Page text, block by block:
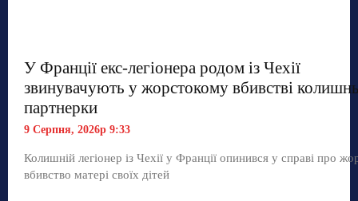
У Франції екс-легіонера родом із Чехії
звинувачують у жорстокому вбивстві
партнерки
9 Серпня, 2026р 9:33
Колишній легіонер із Чехії у Франції опинився у справі про
вбивство матері своїх дітей